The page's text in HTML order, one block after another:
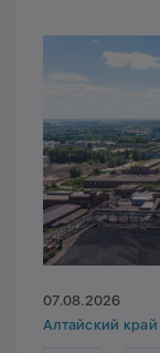
07.08.2026
Алтайский край